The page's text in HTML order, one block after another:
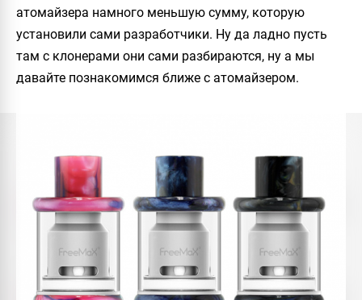
атомайзера намного меньшую сумму, которую
установили сами разработчики. Ну да ладно пусть
там с клонерами они сами разбираются, ну а мы
давайте познакомимся ближе с атомайзером.